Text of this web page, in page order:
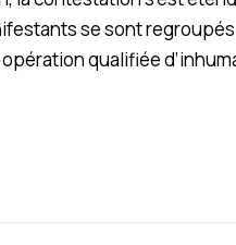
se sont regroupés
qualifiée